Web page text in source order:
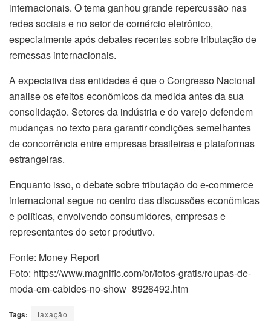
internacionais. O tema ganhou grande repercussão nas
redes sociais e no setor de comércio eletrônico,
especialmente após debates recentes sobre tributação de
remessas internacionais.
A expectativa das entidades é que o Congresso Nacional
analise os efeitos econômicos da medida antes da sua
consolidação. Setores da indústria e do varejo defendem
mudanças no texto para garantir condições semelhantes
de concorrência entre empresas brasileiras e plataformas
estrangeiras.
Enquanto isso, o debate sobre tributação do e-commerce
internacional segue no centro das discussões econômicas
e políticas, envolvendo consumidores, empresas e
representantes do setor produtivo.
Fonte: Money Report
Foto: https://www.magnific.com/br/fotos-gratis/roupas-de-
moda-em-cabides-no-show_8926492.htm
Tags: taxação